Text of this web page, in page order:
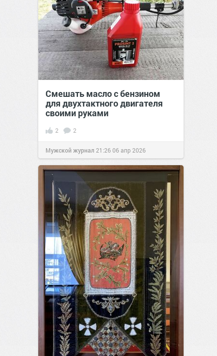
Смешать масло с бензином
для двухтактного двигателя
своими руками
2 2
Мужской журнал 21:2606 апр 2026